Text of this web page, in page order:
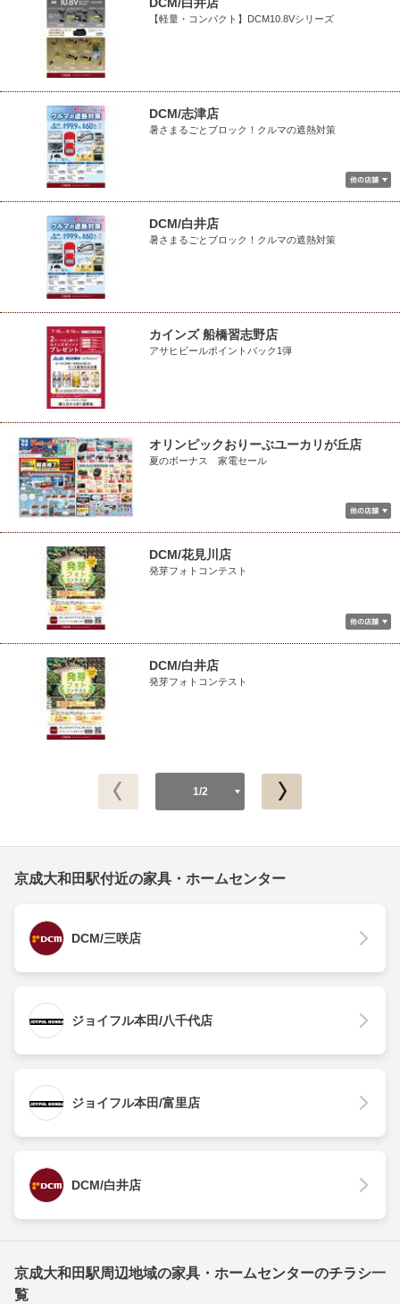
DCM/白井店
【軽量・コンパクト】DCM10.8Vシリーズ
DCM/志津店
暑さまるごとブロック！クルマの遮熱対策
DCM/白井店
暑さまるごとブロック！クルマの遮熱対策
カインズ 船橋習志野店
アサヒビールポイントバック1弾
オリンピックおりーぶユーカリが丘店
夏のボーナス 家電セール
DCM/花見川店
発芽フォトコンテスト
DCM/白井店
発芽フォトコンテスト
1/2
京成大和田駅付近の家具・ホームセンター
DCM/三咲店
ジョイフル本田/八千代店
ジョイフル本田/富里店
DCM/白井店
京成大和田駅周辺地域の家具・ホームセンターのチラシ一
覧